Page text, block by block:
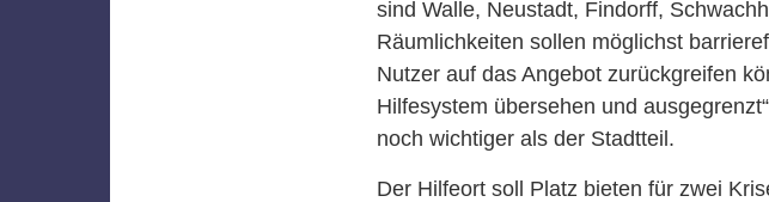
sind Walle, Neustadt, Findorff,
Räumlichkeiten sollen möglichst
Nutzer auf das Angebot zurückgreifen
Hilfesystem übersehen und
noch wichtiger als der Stadtteil.
Der Hilfeort soll Platz bieten für zwei